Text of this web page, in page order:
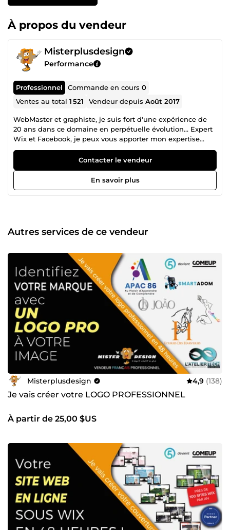
À propos du vendeur
Misterplusdesign
Performance
Professionnel Commande en cours0
Ventes au total1 521 Vendeur depuisAoût 2017
WebMaster et graphiste, je suis fort d'une expérience de
20 ans dans ce domaine en perpétuelle évolution... Expert
Wix et Facebook, je peux vous apporter mon expertise
ainsi que de nombreux conseils pour optimiser au mieux
votre communication numérique. Parce qu'aujourd'hui, un
site web, une bannière, une page Facebook, une publicité
ou un logo sont indispensables, je suis à votre écoute et
vous propose mes services de qualité pour un budget
Contacter le vendeur
En savoir plus
Autres services de ce vendeur
Misterplusdesign 4,9 (138)
Je vais créer votre LOGO PROFESSIONNEL
À partir de 25,00 $US